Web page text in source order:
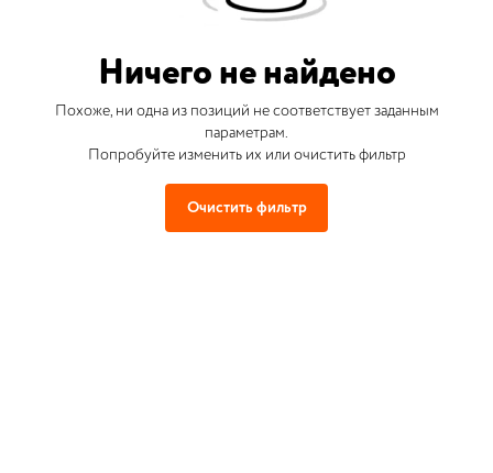
Ничего не найдено
Похоже, ни одна из позиций не соответствует заданным
параметрам.
Попробуйте изменить их или очистить фильтр
Очистить фильтр